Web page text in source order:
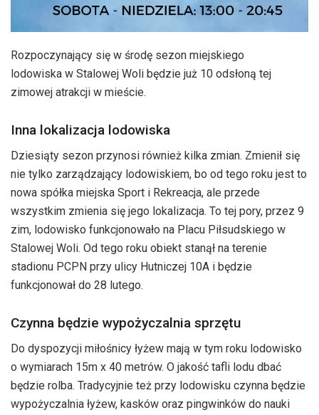
Rozpoczynający się w środę sezon miejskiego
lodowiska w Stalowej Woli będzie już 10 odsłoną tej
zimowej atrakcji w mieście.
Inna lokalizacja lodowiska
Dziesiąty sezon przynosi również kilka zmian. Zmienił się
nie tylko zarządzający lodowiskiem, bo od tego roku jest to
nowa spółka miejska Sport i Rekreacja, ale przede
wszystkim zmienia się jego lokalizacja. To tej pory, przez 9
zim, lodowisko funkcjonowało na Placu Piłsudskiego w
Stalowej Woli. Od tego roku obiekt stanął na terenie
stadionu PCPN przy ulicy Hutniczej 10A i będzie
funkcjonował do 28 lutego.
Czynna będzie wypożyczalnia sprzętu
Do dyspozycji miłośnicy łyżew mają w tym roku lodowisko
o wymiarach 15m x 40 metrów. O jakość tafli lodu dbać
będzie rolba. Tradycyjnie też przy lodowisku czynna będzie
wypożyczalnia łyżew, kasków oraz pingwinków do nauki